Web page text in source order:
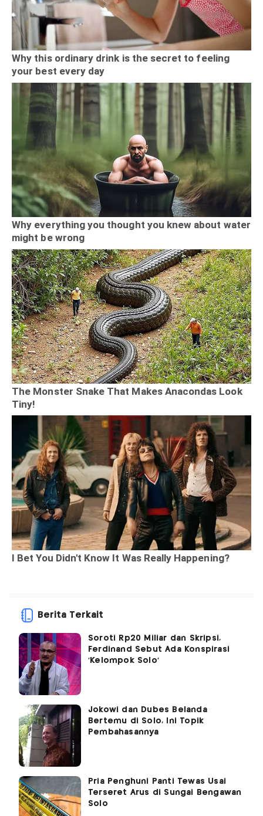
Berita Terkait
Soroti Rp20 Miliar dan Skripsi,
Ferdinand Sebut Ada Konspirasi
'Kelompok Solo'
Jokowi dan Dubes Belanda
Bertemu di Solo, Ini Topik
Pembahasannya
Pria Penghuni Panti Tewas Usai
Terseret Arus di Sungai Bengawan
Solo